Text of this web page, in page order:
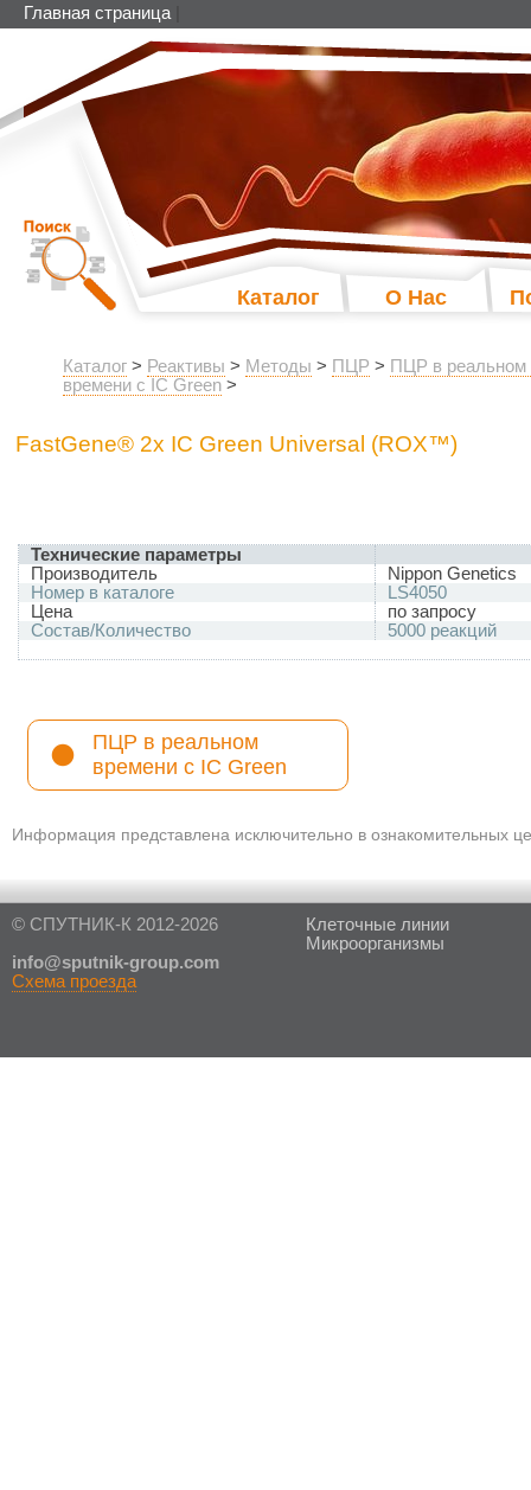
Главная страница
Каталог О Нас
Каталог > Реактивы > Методы > ПЦР > ПЦР в реальном
времени с IC Green >
FastGene® 2x IC Green Universal (ROX™)
Технические параметры
Производитель
Nippon Genetics
Номер в каталоге
LS4050
Цена
по запросу
Состав/Количество
5000 реакций
ПЦР в реальном
времени с IC Green
Информация представлена исключительно в ознакомительных
© СПУТНИК-К 2012-2026
info@sputnik-group.com
Схема проезда
Клеточные линии
Микроорганизмы